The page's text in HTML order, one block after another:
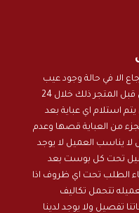
الا في حالة وجود عيب
مصنعي او غلط فالقياس من قبل المتجر ذلك خلال 24
استلام اي عباية بعد
من العباية قصها وعدم
لا يناسب العميل لا يوجد
تحت كل بوست بعد
الطلب تحت اي ظروف اذا
تتحمل تكاليف
تفصيل ولا يوجد لدينا